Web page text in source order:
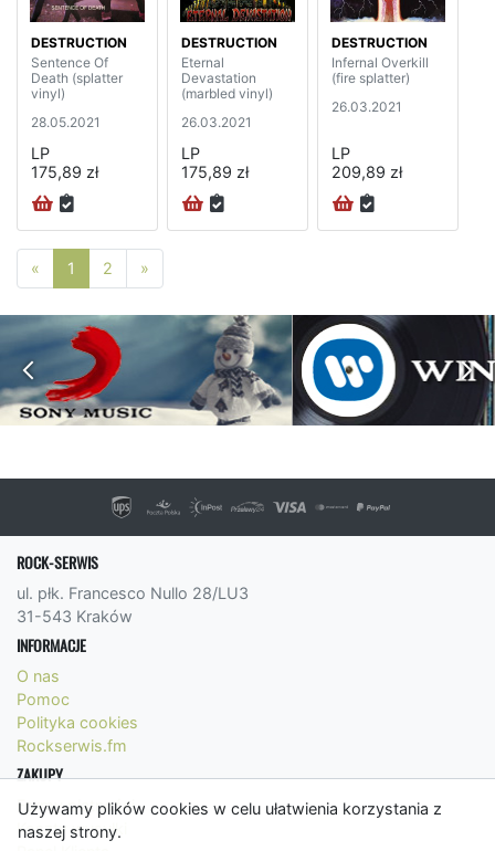
Używamy plików cookies w celu ułatwienia korzystania z
naszej strony.
DESTRUCTION
Sentence Of
Death (splatter
vinyl)
28.05.2021
LP
175,89 zł
DESTRUCTION
Eternal
Devastation
(marbled vinyl)
26.03.2021
LP
175,89 zł
DESTRUCTION
Infernal Overkill
(fire splatter)
26.03.2021
LP
209,89 zł
« Poprzednia strona
1 2 »
ROCK-SERWIS
ul. płk. Francesco Nullo 28/LU3
31-543 Kraków
INFORMACJE
O nas
Pomoc
Polityka cookies
Rockserwis.fm
ZAKUPY
Formy płatności
Koszty wysyłki